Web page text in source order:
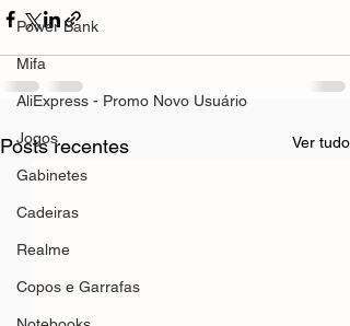
Power Bank
Mifa
AliExpress - Promo Novo Usuário
Jogos
Gabinetes
Cadeiras
Realme
Copos e Garrafas
Posts recentes Ver tudo